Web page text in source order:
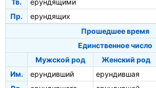
Тв.
ерундящими
Пр.
ерундящих
Прошедшее время
Единственное число
Мужской род
Женский род
Им.
ерундивший ерундившая